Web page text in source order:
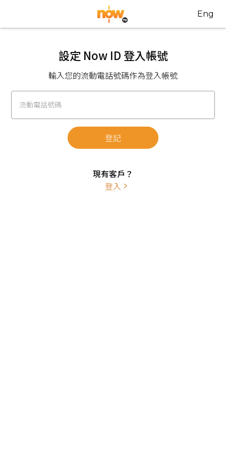
Eng
設定 Now ID 登入帳號
輸入您的流動電話號碼作為登入帳號
流動電話號碼
登記
現有客戶？
登入